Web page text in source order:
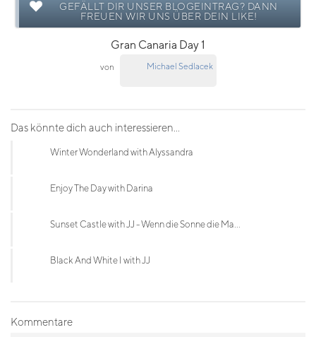
GEFÄLLT DIR UNSER BLOGEINTRAG? DANN
FREUEN WIR UNS ÜBER DEIN LIKE!
Gran Canaria Day 1
von Michael Sedlacek
Das könnte dich auch interessieren...
Winter Wonderland with Alyssandra
Enjoy The Day with Darina
Sunset Castle with JJ - Wenn die Sonne die Ma...
Black And White I with JJ
Kommentare